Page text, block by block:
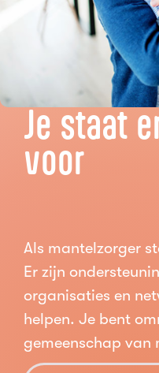
Je staat
voor
Als mantelzorger
Er zijn
organisaties en
helpen. Je bent
gemeenschap van